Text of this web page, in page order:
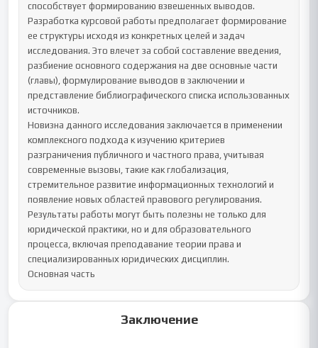
способствует формированию взвешенных выводов.
Разработка курсовой работы предполагает формирование
ее структуры исходя из конкретных целей и задач
исследования. Это влечет за собой составление введения,
разбиение основного содержания на две основные части
(главы), формулирование выводов в заключении и
представление библиографического списка использованных
источников.
Новизна данного исследования заключается в применении
комплексного подхода к изучению критериев
разграничения публичного и частного права, учитывая
современные вызовы, такие как глобализация,
стремительное развитие информационных технологий и
появление новых областей правового регулирования.
Результаты работы могут быть полезны не только для
юридической практики, но и для образовательного
процесса, включая преподавание теории права и
специализированных юридических дисциплин.
Основная часть
Заключение